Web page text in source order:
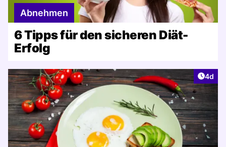
Abnehmen
6 Tipps für den sicheren Diät-
Erfolg
4d